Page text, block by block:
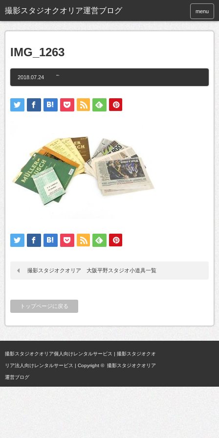
撮影スタジオクオリア運営ブログ menu
IMG_1263
2018.07.24
撮影スタジオクオリア 大阪平野スタジオ小道具一覧
トップページに戻る
撮影スタジオクオリア個人向けレンタルサービス | 撮影スタジオクオ
リア法人向けレンタルサービス | Copyright © 撮影スタジオクオリア
運営ブログ